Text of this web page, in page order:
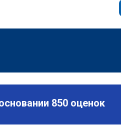
850 оценок